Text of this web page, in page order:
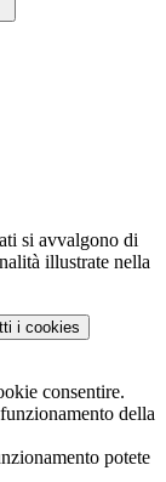
si avvalgono di
illustrate nella
i cookies
consentire.
della
potete